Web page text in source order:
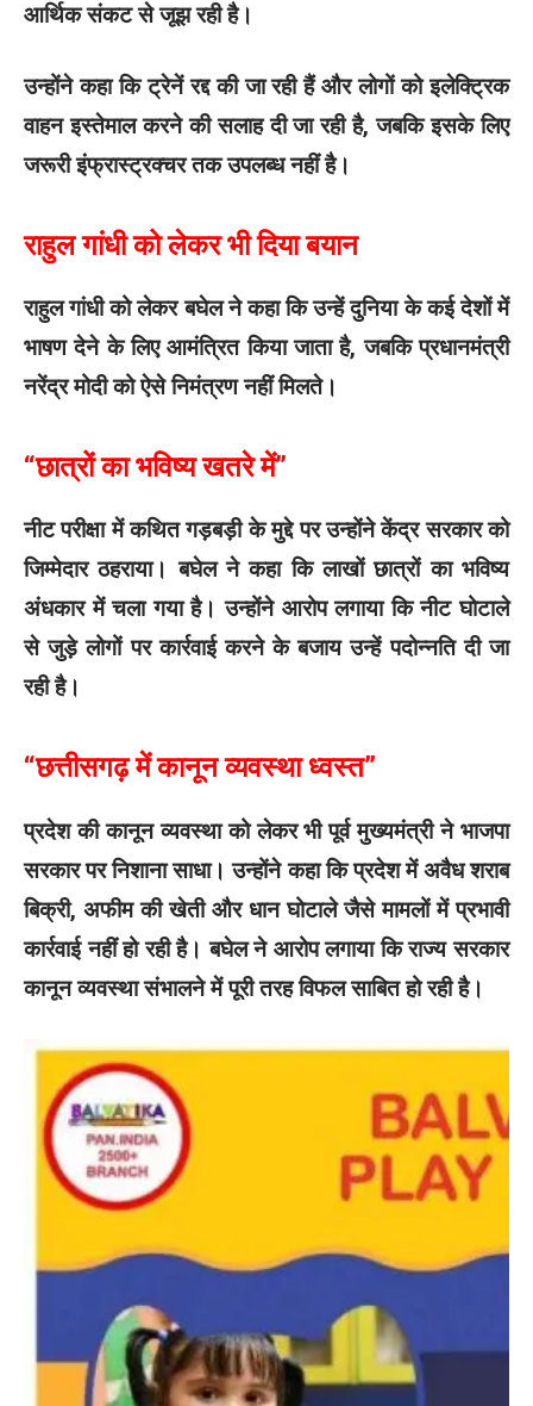
आर्थिक संकट से जूझ रही है।
उन्होंने कहा कि ट्रेनें रद्द की जा रही हैं और लोगों को इलेक्ट्रिक
वाहन इस्तेमाल करने की सलाह दी जा रही है, जबकि इसके लिए
जरूरी इंफ्रास्ट्रक्चर तक उपलब्ध नहीं है।
राहुल गांधी को लेकर भी दिया बयान
राहुल गांधी को लेकर बघेल ने कहा कि उन्हें दुनिया के कई देशों में
भाषण देने के लिए आमंत्रित किया जाता है, जबकि प्रधानमंत्री
नरेंद्र मोदी को ऐसे निमंत्रण नहीं मिलते।
“छात्रों का भविष्य खतरे में”
नीट परीक्षा में कथित गड़बड़ी के मुद्दे पर उन्होंने केंद्र सरकार को
जिम्मेदार ठहराया। बघेल ने कहा कि लाखों छात्रों का भविष्य
अंधकार में चला गया है। उन्होंने आरोप लगाया कि नीट घोटाले
से जुड़े लोगों पर कार्रवाई करने के बजाय उन्हें पदोन्नति दी जा
रही है।
“छत्तीसगढ़ में कानून व्यवस्था ध्वस्त”
प्रदेश की कानून व्यवस्था को लेकर भी पूर्व मुख्यमंत्री ने भाजपा
सरकार पर निशाना साधा। उन्होंने कहा कि प्रदेश में अवैध शराब
बिक्री, अफीम की खेती और धान घोटाले जैसे मामलों में प्रभावी
कार्रवाई नहीं हो रही है। बघेल ने आरोप लगाया कि राज्य सरकार
कानून व्यवस्था संभालने में पूरी तरह विफल साबित हो रही है।